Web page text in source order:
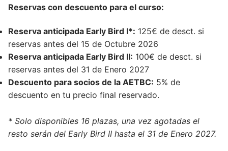
Reservas con descuento para el curso:
Reserva anticipada Early Bird I*: 125€ de desct. si
reservas antes del 15 de Octubre 2026
Reserva anticipada Early Bird II: 100€ de desct. si
reservas antes del 31 de Enero 2027
Descuento para socios de la AETBC: 5% de
descuento en tu precio final reservado.
* Solo disponibles 16 plazas, una vez agotadas el
resto serán del Early Bird II hasta el 31 de Enero 2027.